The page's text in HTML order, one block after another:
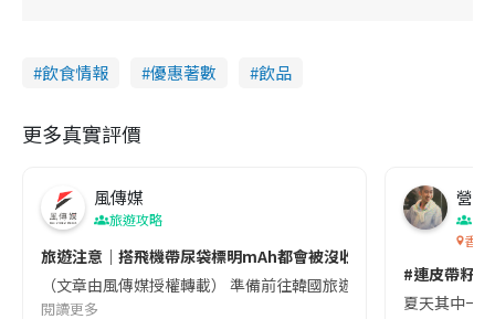
飲食情報 優惠著數 飲品
更多真實評價
風傳媒
旅遊攻略
旅遊注意｜搭飛機帶尿袋標明mAh都會被沒收😱出發前切記檢查
（文章由風傳媒授權轉載） 準備前往韓國旅遊的民眾，近期要
閱讀更多
營養
香港
#連皮帶籽
夏天其中一